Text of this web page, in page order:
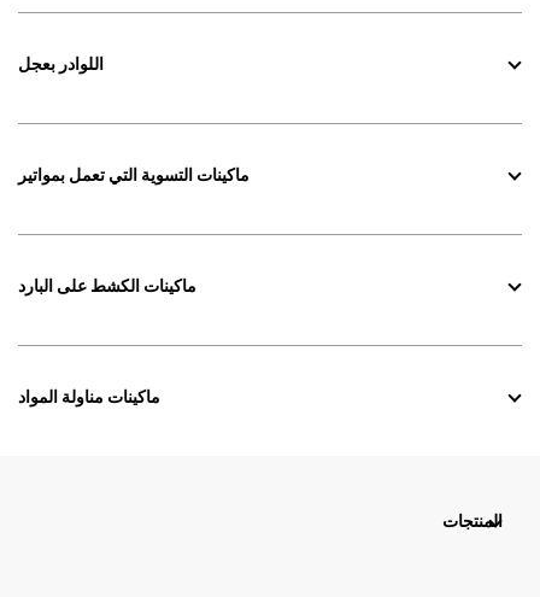
اللوادر بعجل
ماكينات التسوية التي تعمل بمواتير
ماكينات الكشط على البارد
ماكينات مناولة المواد
المنتجات